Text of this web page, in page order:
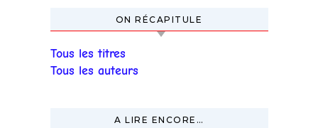
ON RÉCAPITULE
Tous les titres
Tous les auteurs
A LIRE ENCORE…